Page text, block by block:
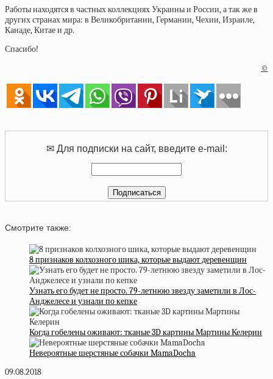
Работы находятся в частных коллекциях Украины и России, а так же в
других странах мира: в Великобритании, Германии, Чехии, Израиле,
Канаде, Китае и др.
Спасибо!
©
✉ Для подписки на сайт, введите e-mail:
Смотрите также:
8 признаков колхозного шика, которые выдают деревенщин
Узнать его будет не просто. 79-летнюю звезду заметили в Лос-
Анджелесе и узнали по кепке
Когда гобелены оживают: тканые 3D картины Мартины Келерин
Невероятные шерстяные собачки MamaDocha
09.08.2018